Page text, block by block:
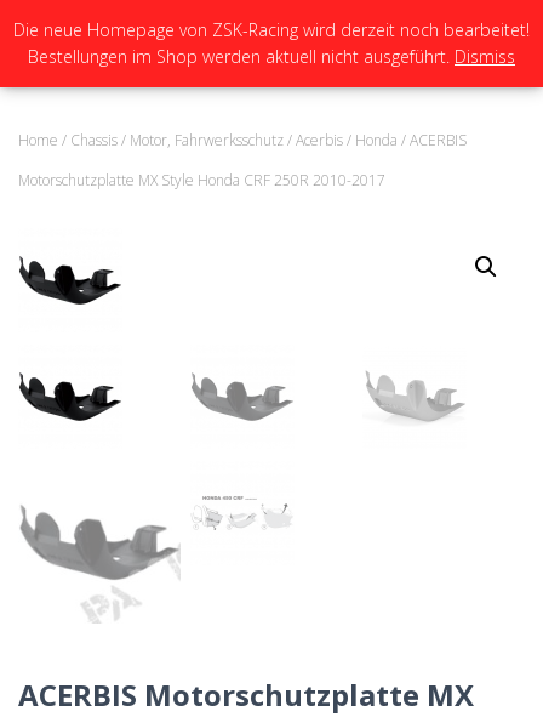
N
A
Home / Chassis/ Motor, Fahrwerksschutz/Acerbis/ Honda / ACERBIS
Motorschutzplatte MX Style Honda CRF 250R 2010-2017
ACERBIS Motorschutzplatte MX
Die neue Homepage von ZSK-Racing wird derzeit noch bearbeitet!
Bestellungen im Shop werden aktuell nicht ausgeführt. Dismiss